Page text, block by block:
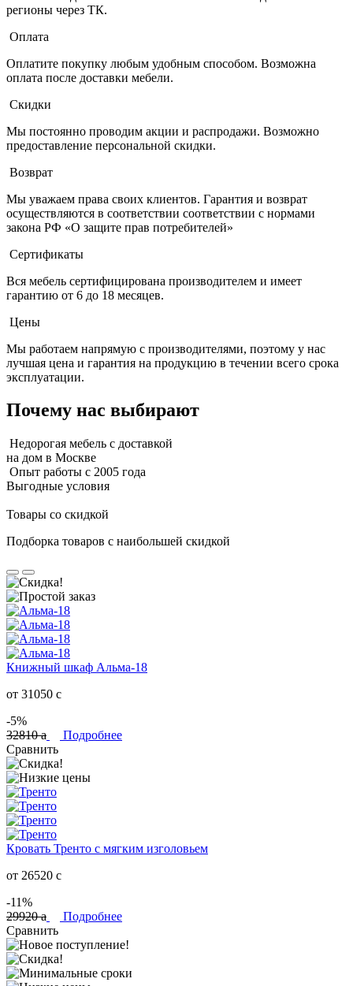
регионы через ТК.
Оплата
Оплатите покупку любым удобным способом. Возможна
оплата после доставки мебели.
Скидки
Мы постоянно проводим акции и распродажи. Возможно
предоставление персональной скидки.
Возврат
Мы уважаем права своих клиентов. Гарантия и возврат
осуществляются в соответствии соответствии с нормами
закона РФ «О защите прав потребителей»
Сертификаты
Вся мебель сертифицирована производителем и имеет
гарантию от 6 до 18 месяцев.
Цены
Мы работаем напрямую с производителями, поэтому у нас
лучшая цена и гарантия на продукцию в течении всего срока
эксплуатации.
Почему нас выбирают
Недорогая мебель с доставкой
на дом в Москве
Опыт работы с 2005 года
Выгодные условия
Товары со скидкой
Подборка товаров с наибольшей скидкой
Книжный шкаф Альма-18
от 31050 c
-5%
32810a
Подробнее
Сравнить
Кровать Тренто с мягким изголовьем
от 26520 c
-11%
29920a
Подробнее
Сравнить